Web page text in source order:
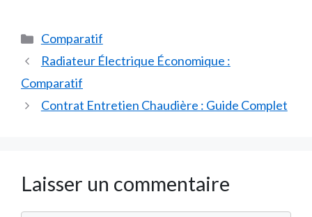
Catégories
Comparatif
Radiateur Électrique Économique :
Comparatif
Contrat Entretien Chaudière : Guide Complet
Laisser un commentaire